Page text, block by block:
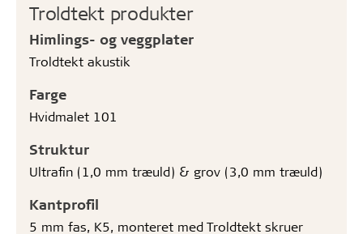
Troldtekt produkter
Himlings- og veggplater
Troldtekt akustik
Farge
Hvidmalet 101
Struktur
Ultrafin (1,0 mm træuld) & grov (3,0 mm træuld)
Kantprofil
5 mm fas, K5, monteret med Troldtekt skruer